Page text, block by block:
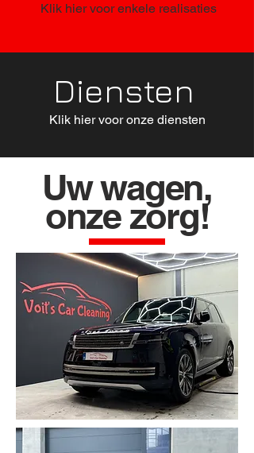
Klik hier voor enkele realisaties
Diensten
Klik hier voor onze diensten
Uw wagen,
onze zorg!